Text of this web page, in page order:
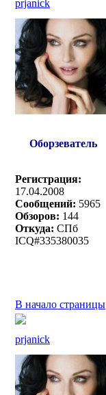
prjanick
Оборзеватель
Регистрация:
17.04.2008
Сообщений: 5965
Обзоров: 144
Откуда: СПб
ICQ#335380035
В начало страницы
prjanick